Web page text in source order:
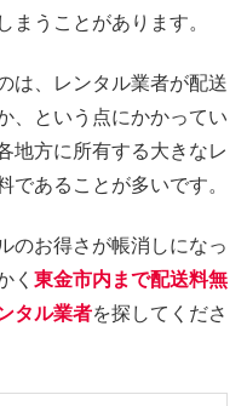
まうことがあります。
は、レンタル業者が配送
、という点にかかってい
地方に所有する大きなレ
であることが多いです。
のお得さが帳消しになっ
く 東金市内まで配送料無
タル業者を探してくださ